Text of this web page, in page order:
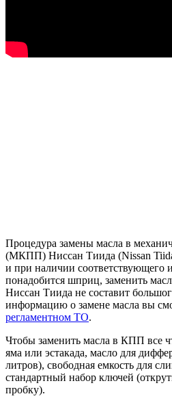
Процедура замены масла в
(МКПП) Ниссан Тиида (Nissan
и при наличии соответствующего
понадобится шприц, заменить
Ниссан Тиида не составит
информацию о замене масла вы
регламентном ТО.
Чтобы заменить масла в КПП все
яма или эстакада, масло для
литров), свободная емкость для
стандартный набор ключей
пробку).